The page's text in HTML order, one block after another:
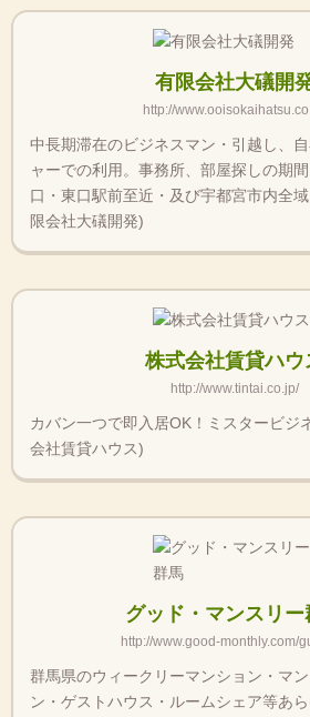
有限会社大礒開
http://
中長期滞在のビジネスマン・引越し、
ャーでの利用。事務所、部屋探しの期
口・東口駅前至近・及び宇都宮市内全
限会社大礒開発)
株式会社賃貸ハウ
http://www.tintai.co.jp/
カバン一つで即入居OK！ミスタービジ
会社賃貸ハウス)
グッド・マンスリー
http://www.good-monthly.com/
群馬県のウィークリーマンション・マ
ン・ゲストハウス・ルームシェア等あ